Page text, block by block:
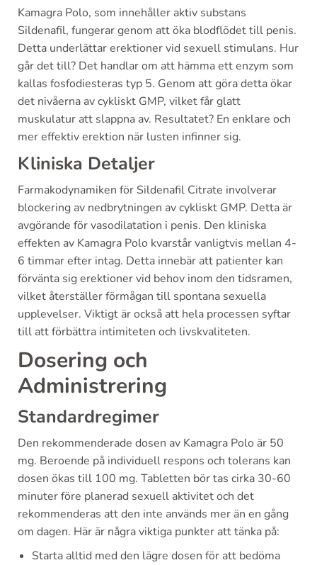
Kamagra Polo, som innehåller aktiv substans
Sildenafil, fungerar genom att öka blodflödet till penis.
Detta underlättar erektioner vid sexuell stimulans. Hur
går det till? Det handlar om att hämma ett enzym som
kallas fosfodiesteras typ 5. Genom att göra detta ökar
det nivåerna av cykliskt GMP, vilket får glatt
muskulatur att slappna av. Resultatet? En enklare och
mer effektiv erektion när lusten infinner sig.
Kliniska Detaljer
Farmakodynamiken för Sildenafil Citrate involverar
blockering av nedbrytningen av cykliskt GMP. Detta är
avgörande för vasodilatation i penis. Den kliniska
effekten av Kamagra Polo kvarstår vanligtvis mellan 4-
6 timmar efter intag. Detta innebär att patienter kan
förvänta sig erektioner vid behov inom den tidsramen,
vilket återställer förmågan till spontana sexuella
upplevelser. Viktigt är också att hela processen syftar
till att förbättra intimiteten och livskvaliteten.
Dosering och
Administrering
Standardregimer
Den rekommenderade dosen av Kamagra Polo är 50
mg. Beroende på individuell respons och tolerans kan
dosen ökas till 100 mg. Tabletten bör tas cirka 30-60
minuter före planerad sexuell aktivitet och det
rekommenderas att den inte används mer än en gång
om dagen. Här är några viktiga punkter att tänka på:
Starta alltid med den lägre dosen för att bedöma